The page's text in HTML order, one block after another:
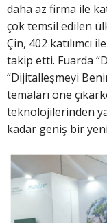
daha az firma ile
çok temsil edilen
Çin, 402 katılımcı
takip etti. Fuarda
“Dijitalleşmeyi
temaları öne
teknolojilerinden
kadar geniş bir